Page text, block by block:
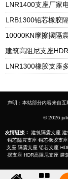
声明：本站部分内容来自
© 2026
友情链接：
建筑隔震支座 建
铅芯隔震支座 铅芯橡胶支座
支座 隔震支座 铅芯支座
摆支座 HDR高阻尼支座 建